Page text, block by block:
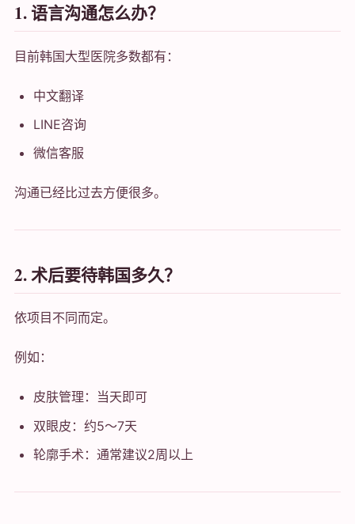
1. 语言沟通怎么办？
目前韩国大型医院多数都有：
中文翻译
LINE咨询
微信客服
沟通已经比过去方便很多。
2. 术后要待韩国多久？
依项目不同而定。
例如：
皮肤管理：当天即可
双眼皮：约5～7天
轮廓手术：通常建议2周以上